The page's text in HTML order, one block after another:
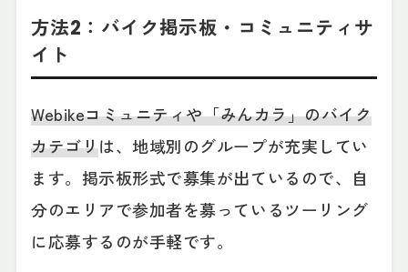
方法2：バイク掲示板・コミュニティサ
イト
Webikeコミュニティや「みんカラ」のバイク
カテゴリは、地域別のグループが充実してい
ます。掲示板形式で募集が出ているので、自
分のエリアで参加者を募っているツーリング
に応募するのが手軽です。